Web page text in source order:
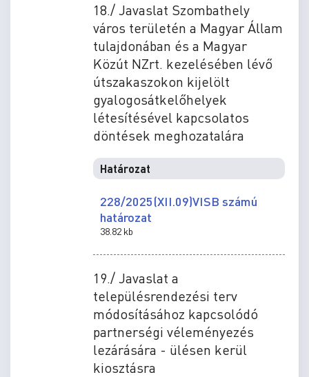
18./ Javaslat Szombathely
város területén a Magyar Állam
tulajdonában és a Magyar
Közút NZrt. kezelésében lévő
útszakaszokon kijelölt
gyalogosátkelőhelyek
létesítésével kapcsolatos
döntések meghozatalára
Határozat
228/2025(XII.09)VISB számú
határozat
38.82 kb
19./ Javaslat a
településrendezési terv
módosításához kapcsolódó
partnerségi véleményezés
lezárására - ülésen kerül
kiosztásra